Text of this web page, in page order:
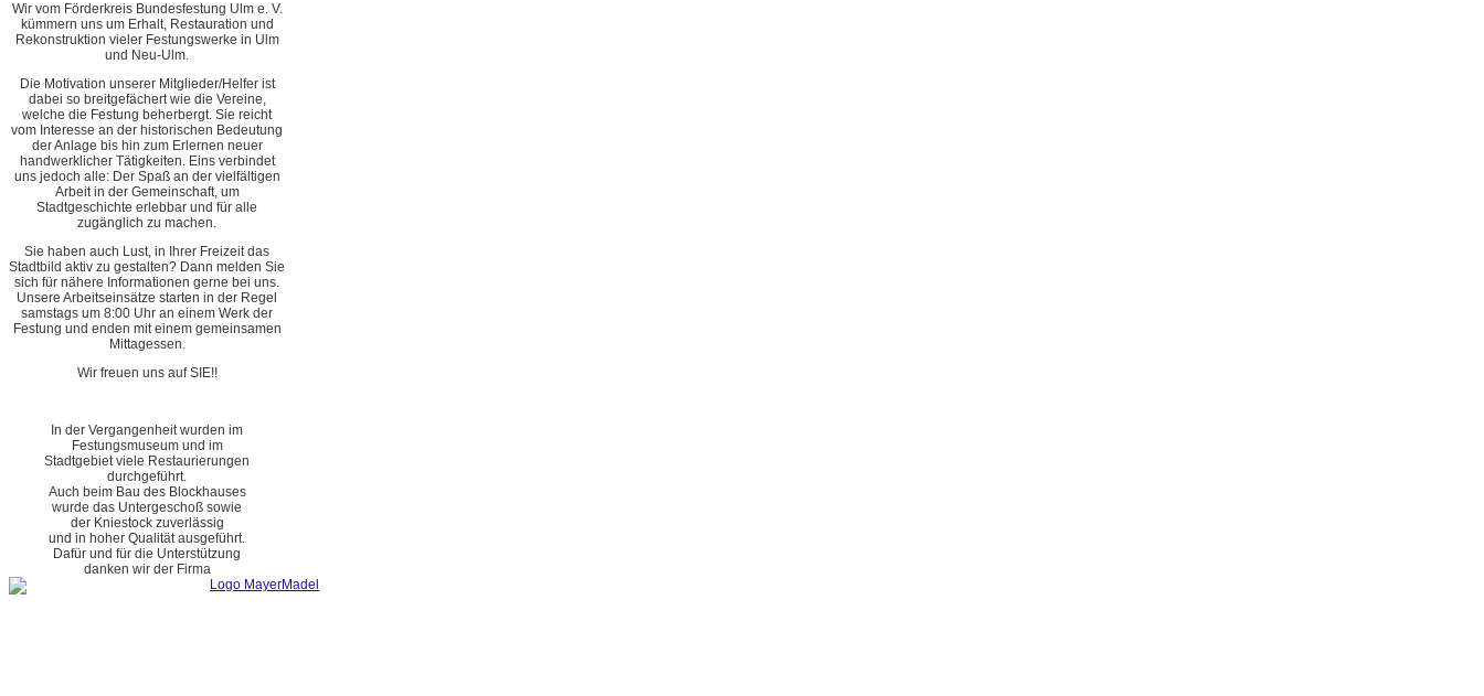
Wir vom Förderkreis Bundesfestung Ulm e. V.
kümmern uns um Erhalt, Restauration und
Rekonstruktion vieler Festungswerke in Ulm
und Neu-Ulm.
Die Motivation unserer Mitglieder/Helfer ist
dabei so breitgefächert wie die Vereine,
welche die Festung beherbergt. Sie reicht
vom Interesse an der historischen Bedeutung
der Anlage bis hin zum Erlernen neuer
handwerklicher Tätigkeiten. Eins verbindet
uns jedoch alle: Der Spaß an der vielfältigen
Arbeit in der Gemeinschaft, um
Stadtgeschichte erlebbar und für alle
zugänglich zu machen.
Sie haben auch Lust, in Ihrer Freizeit das
Stadtbild aktiv zu gestalten? Dann melden Sie
sich für nähere Informationen gerne bei uns.
Unsere Arbeitseinsätze starten in der Regel
samstags um 8:00 Uhr an einem Werk der
Festung und enden mit einem gemeinsamen
Mittagessen.
Wir freuen uns auf SIE!!
In der Vergangenheit wurden im
Festungsmuseum und im
Stadtgebiet viele Restaurierungen
durchgeführt.
Auch beim Bau des Blockhauses
wurde das Untergeschoß sowie
der Kniestock zuverlässig
und in hoher Qualität ausgeführt.
Dafür und für die Unterstützung
danken wir der Firma